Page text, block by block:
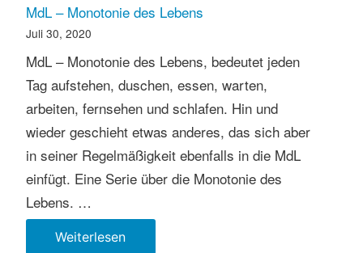
anspruchslose
MdL – Monotonie des Lebens
Juli 30, 2020
MdL – Monotonie des Lebens, bedeutet jeden
Tag aufstehen, duschen, essen, warten,
arbeiten, fernsehen und schlafen. Hin und
wieder geschieht etwas anderes, das sich aber
in seiner Regelmäßigkeit ebenfalls in die MdL
einfügt. Eine Serie über die Monotonie des
Lebens. …
WeiterlesenMdL